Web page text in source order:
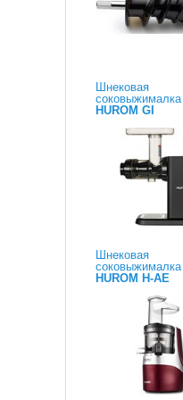
Шнековая
соковыжималка
HUROM GI
Шнековая
соковыжималка
HUROM H-AE